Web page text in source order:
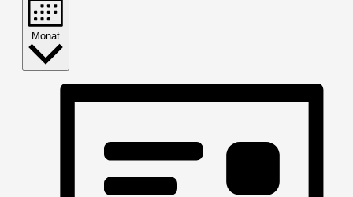
Monat